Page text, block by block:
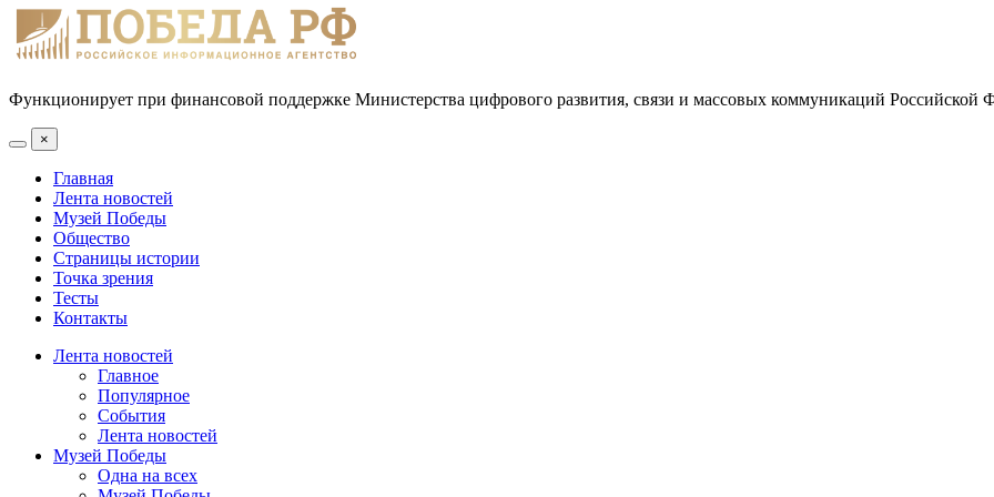
Функционирует при финансовой поддержке Министерства цифрового развития, связи и массовых коммуникаций Российской
×
Главная
Лента новостей
Музей Победы
Общество
Страницы истории
Точка зрения
Тесты
Контакты
Лента новостей
Главное
Популярное
События
Лента новостей
Музей Победы
Одна на всех